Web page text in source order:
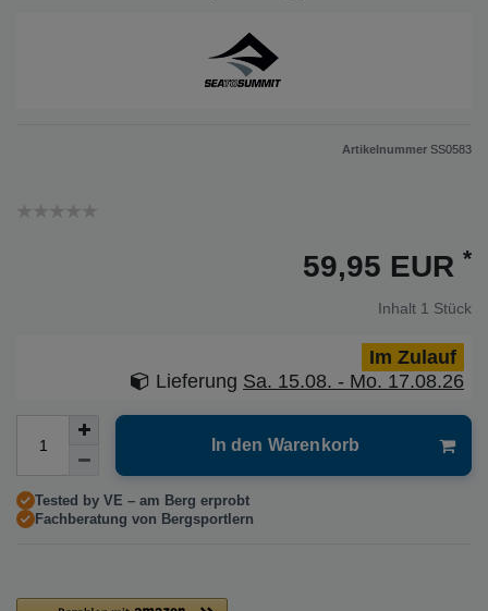
Artikelnummer SS0583
59,95 EUR *
Inhalt 1 Stück
Im Zulauf
Lieferung Sa. 15.08. - Mo. 17.08.26
In den Warenkorb
Tested by VE – am Berg erprobt
Fachberatung von Bergsportlern